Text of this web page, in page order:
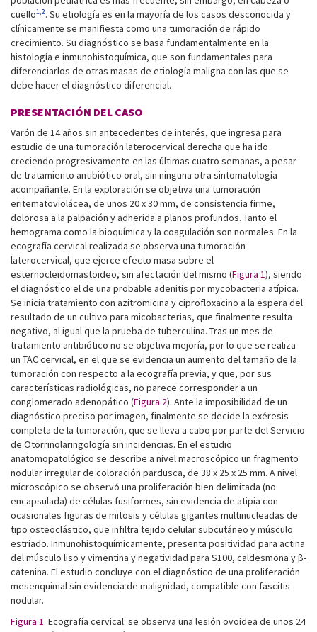
cuello1,2. Su etiología es en la mayoría de los casos desconocida y
clínicamente se manifiesta como una tumoración de rápido
crecimiento. Su diagnóstico se basa fundamentalmente en la
histología e inmunohistoquímica, que son fundamentales para
diferenciarlos de otras masas de etiología maligna con las que se
debe hacer el diagnóstico diferencial.
PRESENTACIÓN DEL CASO
Varón de 14 años sin antecedentes de interés, que ingresa para
estudio de una tumoración laterocervical derecha que ha ido
creciendo progresivamente en las últimas cuatro semanas, a pesar
de tratamiento antibiótico oral, sin ninguna otra sintomatología
acompañante. En la exploración se objetiva una tumoración
eritematoviolácea, de unos 20 x 30 mm, de consistencia firme,
dolorosa a la palpación y adherida a planos profundos. Tanto el
hemograma como la bioquímica y la coagulación son normales. En la
ecografía cervical realizada se observa una tumoración
laterocervical, que ejerce efecto masa sobre el
esternocleidomastoideo, sin afectación del mismo (Figura 1), siendo
el diagnóstico el de una probable adenitis por mycobacteria atípica.
Se inicia tratamiento con azitromicina y ciprofloxacino a la espera del
resultado de un cultivo para micobacterias, que finalmente resulta
negativo, al igual que la prueba de tuberculina. Tras un mes de
tratamiento antibiótico no se objetiva mejoría, por lo que se realiza
un TAC cervical, en el que se evidencia un aumento del tamaño de la
tumoración con respecto a la ecografía previa, y que, por sus
características radiológicas, no parece corresponder a un
conglomerado adenopático (Figura 2). Ante la imposibilidad de un
diagnóstico preciso por imagen, finalmente se decide la exéresis
completa de la tumoración, que se lleva a cabo por parte del Servicio
de Otorrinolaringología sin incidencias. En el estudio
anatomopatológico se describe a nivel macroscópico un fragmento
nodular irregular de coloración pardusca, de 38 x 25 x 25 mm. A nivel
microscópico se observó una proliferación bien delimitada (no
encapsulada) de células fusiformes, sin evidencia de atipia con
ocasionales figuras de mitosis y células gigantes multinucleadas de
tipo osteoclástico, que infiltra tejido celular subcutáneo y músculo
estriado. Inmunohistoquímicamente, presenta positividad para actina
del músculo liso y vimentina y negatividad para S100, caldesmona y β-
catenina. El estudio concluye con el diagnóstico de una proliferación
mesenquimal sin evidencia de malignidad, compatible con fascitis
nodular.
Figura 1. Ecografía cervical: se observa una lesión ovoidea de unos 24